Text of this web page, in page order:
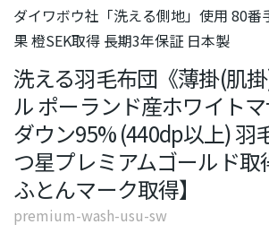
ダイワボウ社「洗える側地」使用 80番
果 橙SEK取得 長期3年保証 日本製
洗える羽毛布団《薄掛(肌
ル ポーランド産ホワイト
ダウン95% (440dp以上) 羽
つ星プレミアムゴールド取
ふとんマーク取得】
premium-wash-usu-sw